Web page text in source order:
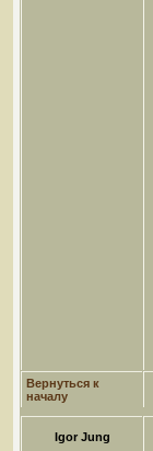
Вернуться к
началу
Igor Jung